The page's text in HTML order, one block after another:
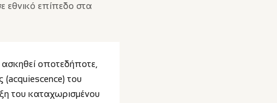
εθνικό επίπεδο στα
οποτεδήποτε,
(acquiescence) του
του καταχωρισμένου